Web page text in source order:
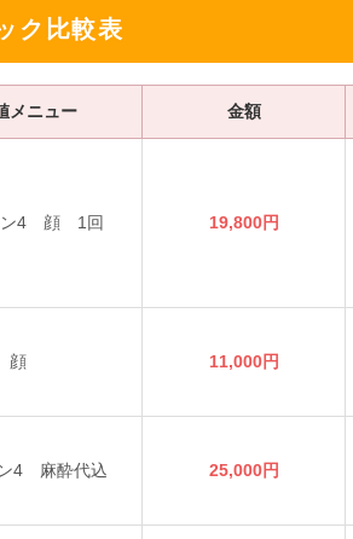
ク比較表
メニュー 金額
ン4 顔 1回 19,800円
顔 11,000円
4 麻酔代込 25,000円